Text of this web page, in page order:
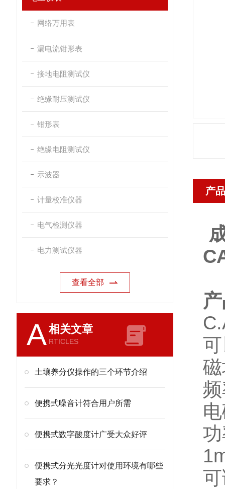
网络万用表
漏电流钳形表
接地电阻测试仪
绝缘耐压测试仪
钳形表
绝缘电阻测试仪
示波器
计量校准仪器
电气检测仪器
电力测试仪器
查看全部
A相关文章
RTICLES
土壤养分仪操作的三个环节介绍
便携式噪音计符合用户所需
便携式数字酸度计广受大众好评
便携式分光光度计对使用环境有哪些
要求？
产